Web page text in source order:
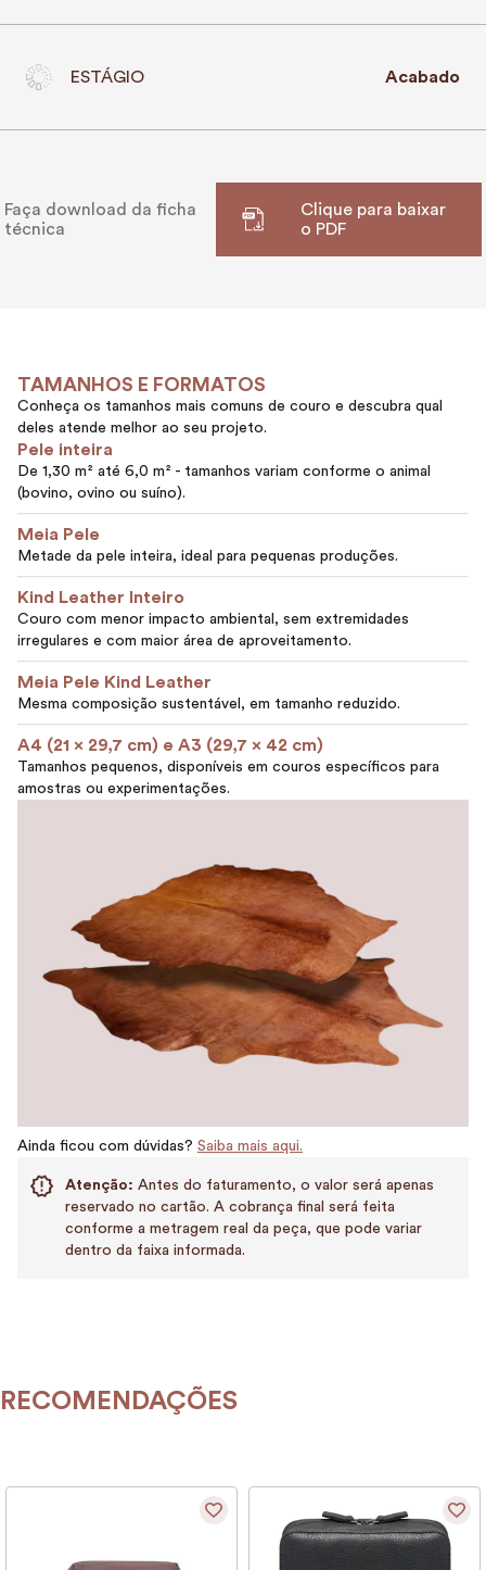
ESTÁGIO Acabado
Faça download da ficha
técnica
Clique para baixar
o PDF
TAMANHOS E FORMATOS
Conheça os tamanhos mais comuns de couro e descubra qual
deles atende melhor ao seu projeto.
Pele inteira
De 1,30 m² até 6,0 m² - tamanhos variam conforme o animal
(bovino, ovino ou suíno).
Meia Pele
Metade da pele inteira, ideal para pequenas produções.
Kind Leather Inteiro
Couro com menor impacto ambiental, sem extremidades
irregulares e com maior área de aproveitamento.
Meia Pele Kind Leather
Mesma composição sustentável, em tamanho reduzido.
A4 (21 x 29,7 cm) e A3 (29,7 x 42 cm)
Tamanhos pequenos, disponíveis em couros específicos para
amostras ou experimentações.
Ainda ficou com dúvidas? Saiba mais aqui.
Atenção: Antes do faturamento, o valor será apenas
reservado no cartão. A cobrança final será feita
conforme a metragem real da peça, que pode variar
dentro da faixa informada.
RECOMENDAÇÕES